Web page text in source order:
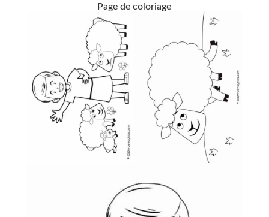
Page de coloriage